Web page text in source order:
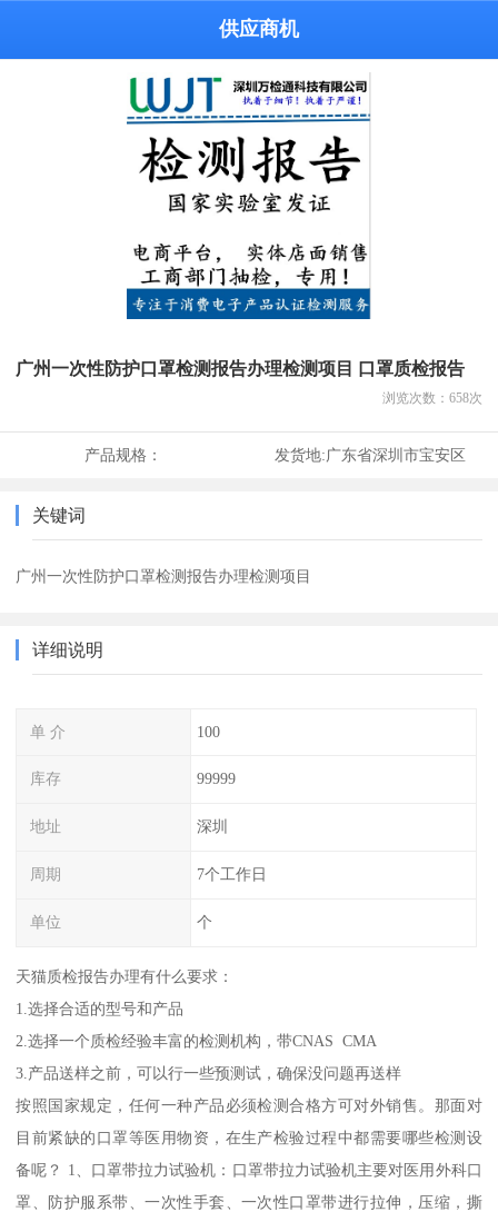
供应商机
广州一次性防护口罩检测报告办理检测项目 口罩质检报告
浏览次数： 658次
产品规格： 发货地:广东省深圳市宝安区
关键词
广州一次性防护口罩检测报告办理检测项目
详细说明
单 介 100
库存 99999
地址 深圳
周期 7个工作日
单位 个
天猫质检报告办理有什么要求：
1.选择合适的型号和产品
2.选择一个质检经验丰富的检测机构，带CNAS CMA
3.产品送样之前，可以行一些预测试，确保没问题再送样
按照国家规定，任何一种产品必须检测合格方可对外销售。那面对
目前紧缺的口罩等医用物资，在生产检验过程中都需要哪些检测设
备呢？ 1、口罩带拉力试验机：口罩带拉力试验机主要对医用外科口
罩、防护服系带、一次性手套、一次性口罩带进行拉伸，压缩，撕